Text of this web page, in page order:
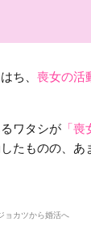
ち、 喪女の活
ワタシが 「
たものの、